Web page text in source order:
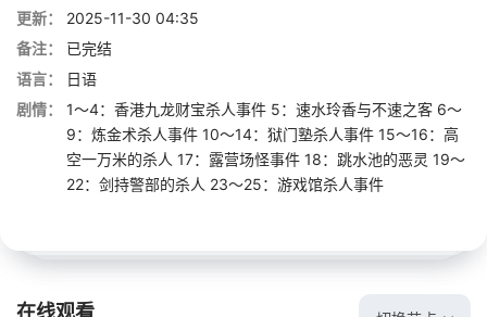
更新：
2025-11-30 04:35
备注：
已完结
语言：
日语
剧情：
1～4：香港九龙财宝杀人事件 5：速水玲香与不速之客 6～
9：炼金术杀人事件 10～14：狱门塾杀人事件 15～16：高
空一万米的杀人 17：露营场怪事件 18：跳水池的恶灵 19～
22：剑持警部的杀人 23～25：游戏馆杀人事件
在线观看